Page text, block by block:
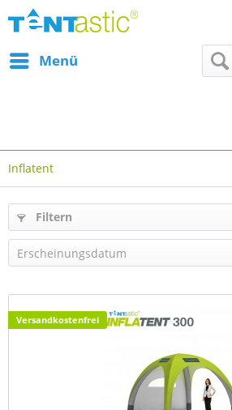
Menü
Inflatent
Filtern
Versandkostenfrei